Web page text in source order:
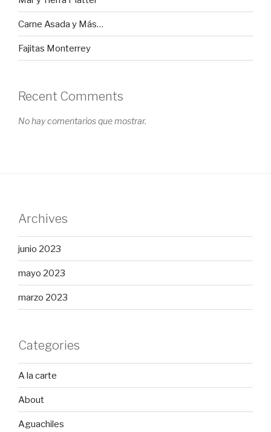
Carne Asada y Más…
Fajitas Monterrey
Recent Comments
No hay comentarios que mostrar.
Archives
junio 2023
mayo 2023
marzo 2023
Categories
A la carte
About
Aguachiles